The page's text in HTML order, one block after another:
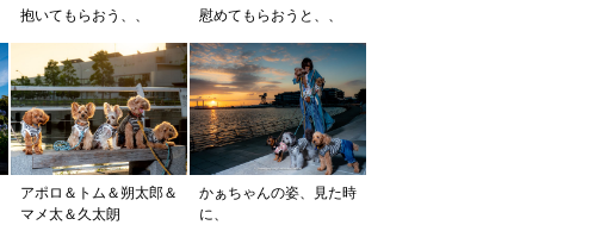
抱いてもらおう、、 慰めてもらおうと、、
アポロ＆トム＆朔太郎＆
マメ太＆久太朗
かぁちゃんの姿、見た時
に、